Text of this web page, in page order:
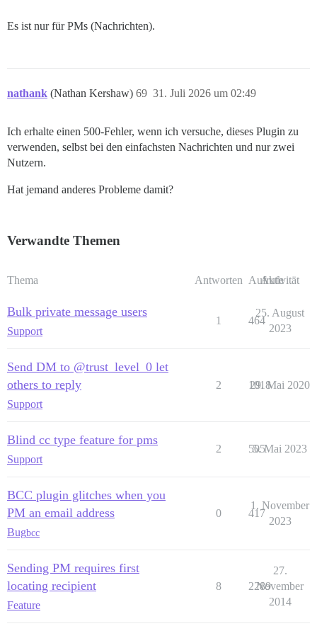
Es ist nur für PMs (Nachrichten).
nathank (Nathan Kershaw) 31. Juli 2026 um 02:49
69
Ich erhalte einen 500-Fehler, wenn ich versuche, dieses Plugin zu
verwenden, selbst bei den einfachsten Nachrichten und nur zwei
Nutzern.
Hat jemand anderes Probleme damit?
Verwandte Themen
Thema Antworten Aufrufe
Aktivität
Bulk private message users
Support
1 464
25. August
2023
Send DM to @trust_level_0 let
others to reply
Support
2 1018
29. Mai 2020
Blind cc type feature for pms
Support
2 505
5. Mai 2023
BCC plugin glitches when you
PM an email address
Bugbcc
0 417
1. November
2023
Sending PM requires first
locating recipient
Feature
8 2289
27.
November
2014